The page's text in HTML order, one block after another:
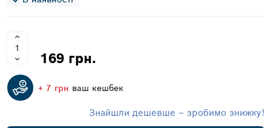
169 грн.
+ 7 грн ваш кешбек
Знайшли дешевше – зробимо знижку!